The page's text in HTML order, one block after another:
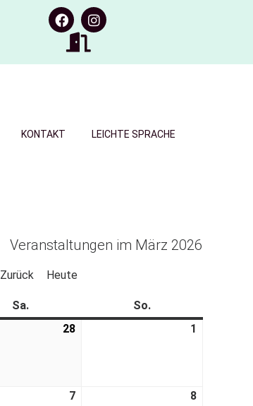
KONTAKT LEICHTE SPRACHE
Veranstaltungen im März 2026
Zurück Heute
Sa.
So.
28 1
7 8